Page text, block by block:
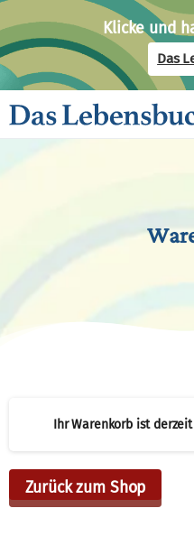
Klicke und
Das
Ihr Warenkorb ist
Zurück zum Shop